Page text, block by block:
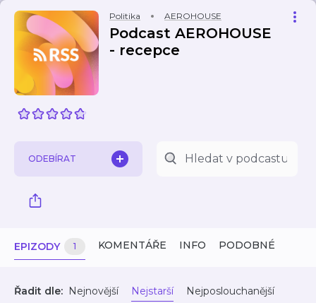
Politika AEROHOUSE
Podcast AEROHOUSE
- recepce
ODEBÍRAT
EPIZODY 1 KOMENTÁŘE INFO PODOBNÉ
Řadit dle: Nejnovější Nejstarší Nejposlouchanější